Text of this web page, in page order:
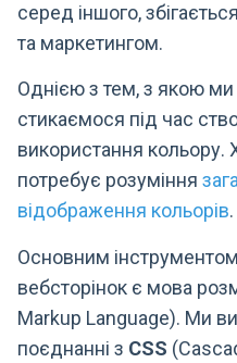
серед іншого,
та маркетингом.
Однією з тем, з якою
стикаємося під час
використання
потребує розуміння
відображення кольорів.
Основним
вебсторінок є мова
Markup Language). Ми
поєднанні з CSS